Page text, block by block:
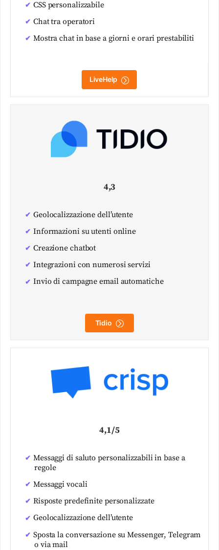
CSS personalizzabile
Chat tra operatori
Mostra chat in base a giorni e orari prestabiliti
LiveHelp
4,3
Geolocalizzazione dell’utente
Informazioni su utenti online
Creazione chatbot
Integrazioni con numerosi servizi
Invio di campagne email automatiche
Tidio
4,1/5
Messaggi di saluto personalizzabili in base a
regole
Messaggi vocali
Risposte predefinite personalizzate
Geolocalizzazione dell’utente
Sposta la conversazione su Messenger, Telegram
o via mail